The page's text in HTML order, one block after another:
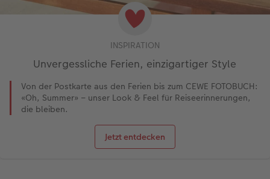
INSPIRATION
Unvergessliche Ferien, einzigartiger Style
Von der Postkarte aus den Ferien bis zum CEWE FOTOBUCH:
«Oh, Summer» – unser Look & Feel für Reiseerinnerungen,
die bleiben.
Jetzt entdecken